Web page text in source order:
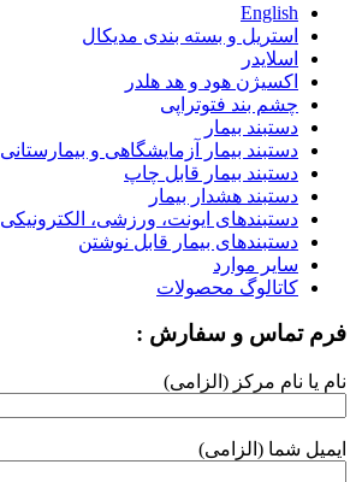
English
استریل و بسته بندی مدیکال
اسلایدر
اکسیژن هود و هد هلدر
چشم بند فتوتراپی
دستبند بیمار
دستبند بیمار آزمایشگاهی و بیمارستانی
دستبند بیمار قابل چاپ
دستبند هشدار بیمار
دستبندهای ایونت، ورزشی، الکترونیکی
دستبندهای بیمار قابل نوشتن
سایر موارد
کاتالوگ محصولات
فرم تماس و سفارش :
نام یا نام مرکز (الزامی)
ایمیل شما (الزامی)